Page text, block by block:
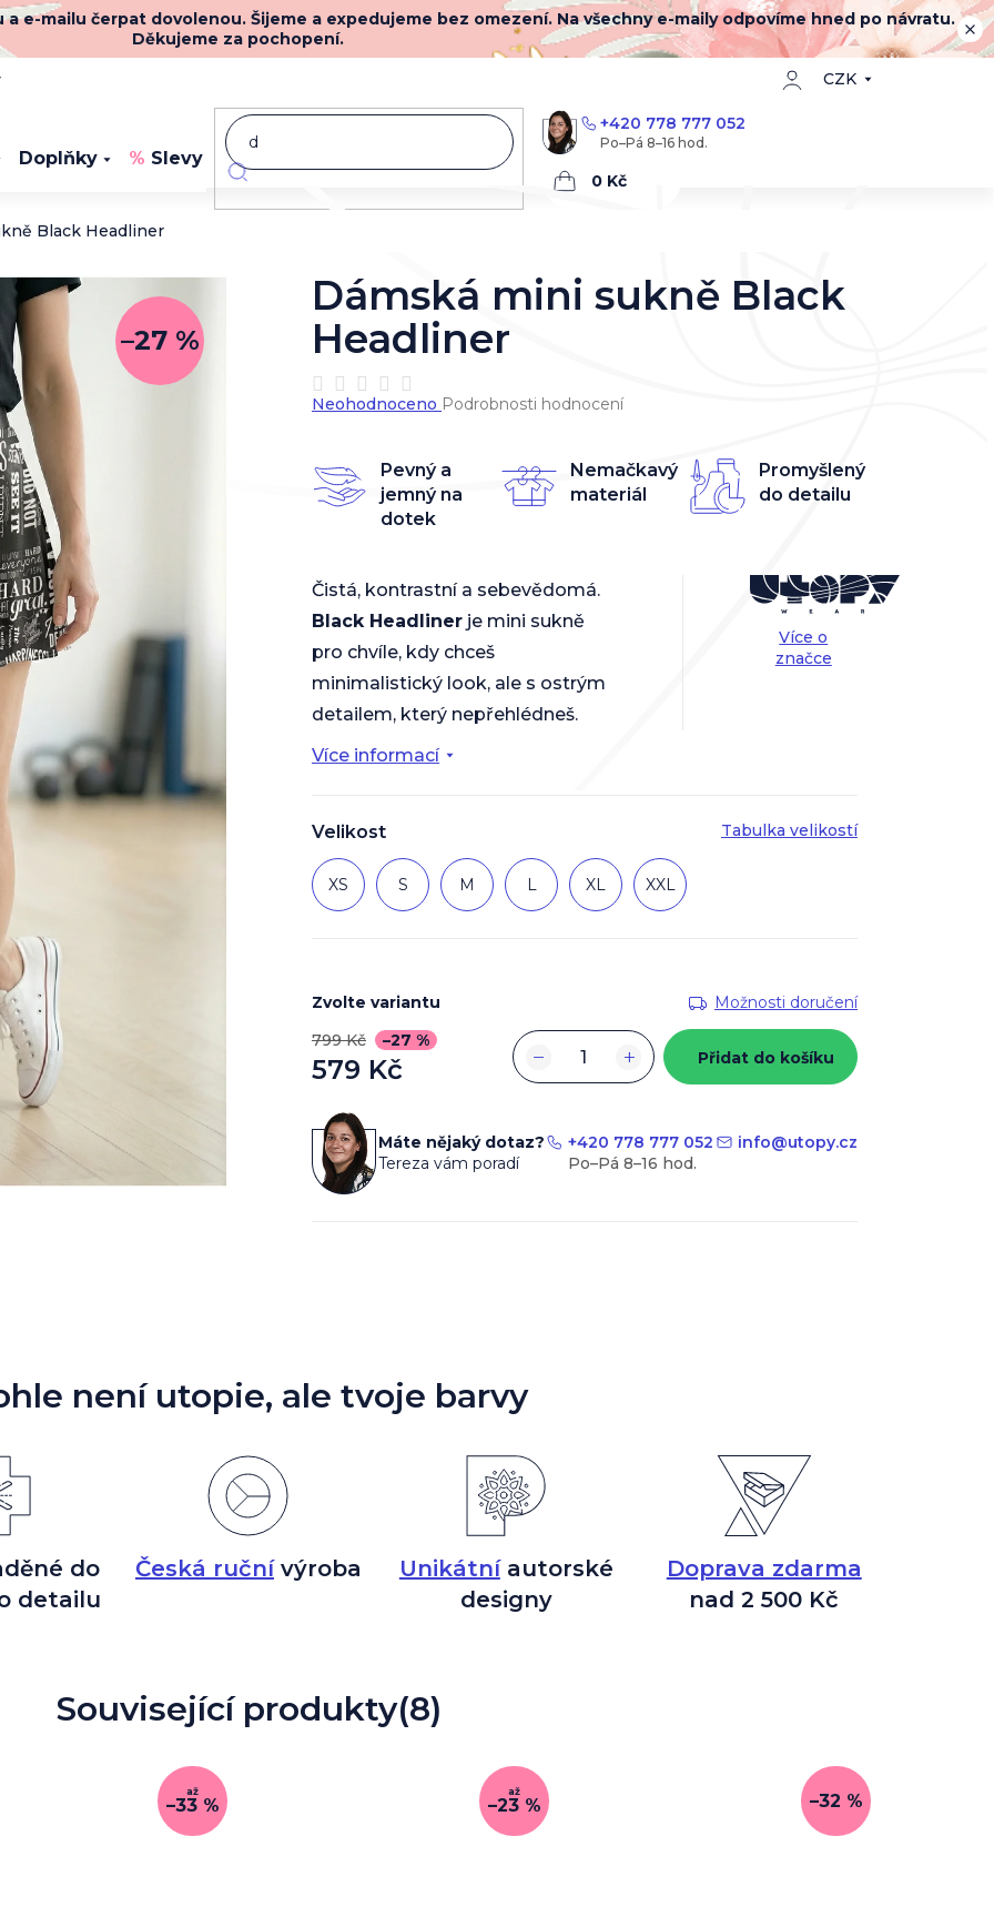
e-mailu čerpat dovolenou. Šijeme a expedujeme bez omezení. Na všechny e-maily odpovíme hned po návratu.
Děkujeme za pochopení.
CZK
+420 778 777 052
Nákupní
Doplňky Slevy Novinky
Black Headliner
–27 %
Velikost Tabulka velikostí
XS S M L XL XXL
Více informací
Čistá, kontrastní a sebevědomá.
Black Headliner je mini sukně
pro chvíle, kdy chceš
minimalistický look, ale s ostrým
detailem, který nepřehlédneš.
Více o
značce
Pevný a
jemný na
dotek
Nemačkavý
materiál
Promyšlený
do detailu
Zvolte variantu
Možnosti doručení
799 Kč
–27 %
579 Kč
cena:
+
− Přidat do košíku
Dámská mini sukně Black
Headliner
Průměrné
hodnocení
0,0
z
Neohodnoceno Podrobnosti hodnocení
Máte nějaký dotaz?
Tereza vám poradí
+420 778 777 052 info@utopy.cz
není utopie, ale tvoje barvy
do
detailu
Česká ručnívýroba Unikátníautorské
designy
Doprava zdarma
nad 2 500 Kč
Související produkty(8)
až
–33 %
až
–23 % –32 %